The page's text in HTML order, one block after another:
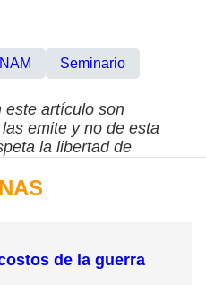
Seminario
este artículo son
emite y no de esta
la libertad de
de la guerra